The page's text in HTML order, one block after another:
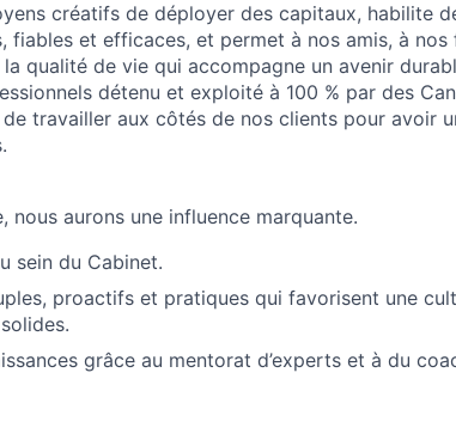
créatifs de déployer des capitaux, habilite
fiables et efficaces, et permet à nos amis, à nos
qualité de vie qui accompagne un avenir
détenu et exploité à 100 % par des
travailler aux côtés de nos clients pour avoir
nous aurons une influence marquante.
sein du Cabinet.
proactifs et pratiques qui favorisent une
grâce au mentorat d’experts et à du